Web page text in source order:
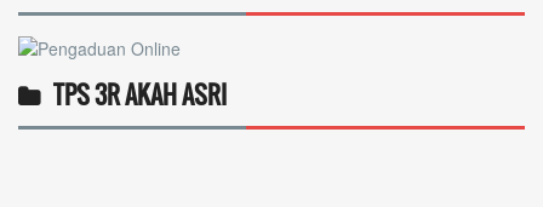
TPS 3R AKAH ASRI